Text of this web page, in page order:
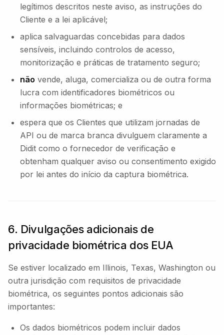
legítimos descritos neste aviso, as instruções do
Cliente e a lei aplicável;
aplica salvaguardas concebidas para dados
sensíveis, incluindo controlos de acesso,
monitorização e práticas de tratamento seguro;
não vende, aluga, comercializa ou de outra forma
lucra com identificadores biométricos ou
informações biométricas; e
espera que os Clientes que utilizam jornadas de
API ou de marca branca divulguem claramente a
Didit como o fornecedor de verificação e
obtenham qualquer aviso ou consentimento exigido
por lei antes do início da captura biométrica.
6. Divulgações adicionais de
privacidade biométrica dos EUA
Se estiver localizado em Illinois, Texas, Washington ou
outra jurisdição com requisitos de privacidade
biométrica, os seguintes pontos adicionais são
importantes:
Os dados biométricos podem incluir dados